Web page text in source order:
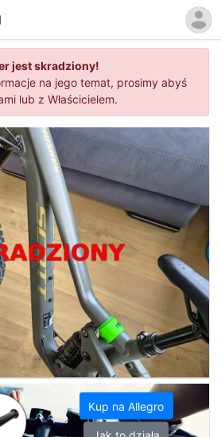
jest skradziony!
na jego temat, prosimy abyś
lub z Właścicielem.
Kup na Allegro